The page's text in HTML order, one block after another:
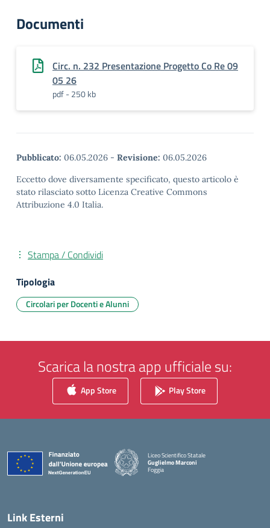
Documenti
Circ. n. 232 Presentazione Progetto Co Re 09
05 26
pdf - 250 kb
Pubblicato: 06.05.2026 - Revisione: 06.05.2026
Eccetto dove diversamente specificato, questo articolo è
stato rilasciato sotto Licenza Creative Commons
Attribuzione 4.0 Italia.
Stampa / Condividi
Tipologia
Circolari per Docenti e Alunni
Scarica la nostra app ufficiale su:
App Store Play Store
Liceo Scientifico Statale
Guglielmo Marconi
Foggia
— Visita la pagina iniziale della scuola
Link Esterni